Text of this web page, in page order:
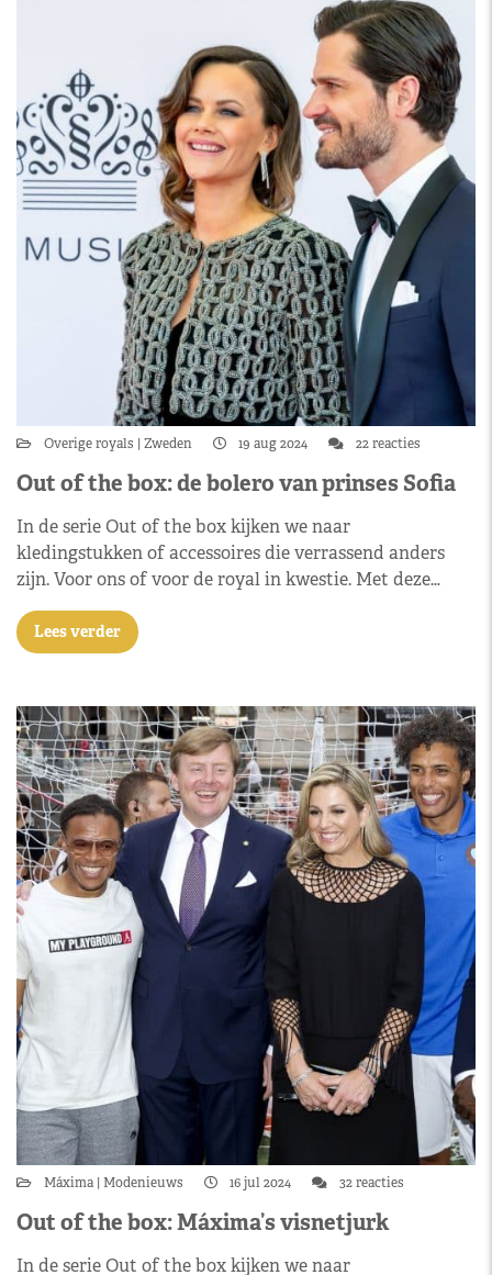
Overige royals Zweden 19 aug 2024 22 reacties
Out of the box: de bolero van prinses Sofia
In de serie Out of the box kijken we naar
kledingstukken of accessoires die verrassend anders
zijn. Voor ons of voor de royal in kwestie. Met deze…
Lees verder
Máxima Modenieuws 16 jul 2024 32 reacties
Out of the box: Máxima’s visnetjurk
In de serie Out of the box kijken we naar